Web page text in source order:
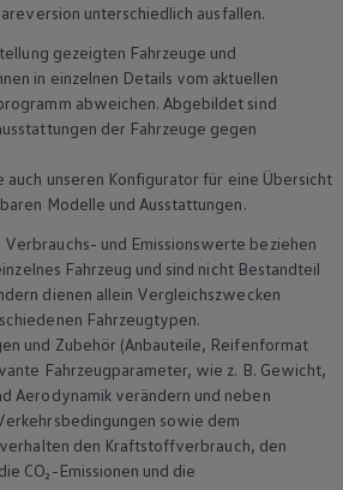
unterschiedlich ausfallen.
gezeigten Fahrzeuge und
in einzelnen Details vom aktuellen
abweichen. Abgebildet sind
der Fahrzeuge gegen
auch unseren Konfigurator für eine Übersicht
Modelle und Ausstattungen.
Verbrauchs- und Emissionswerte beziehen
Fahrzeug und sind nicht Bestandteil
dienen allein Vergleichszwecken
Fahrzeugtypen.
und Zubehör (Anbauteile, Reifenformat
Fahrzeugparameter, wie z. B. Gewicht,
Aerodynamik verändern und neben
sowie dem
den Kraftstoffverbrauch, den
CO₂-Emissionen und die